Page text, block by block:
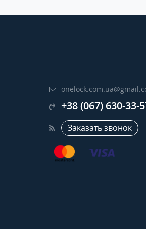
+38 (067) 630-33-
Заказать звонок